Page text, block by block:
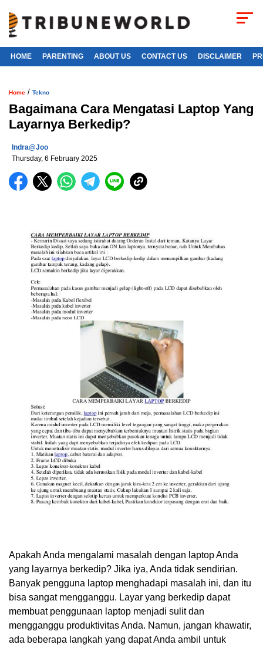
HOME PARENTING ABOUT US CONTACT US DISCLAIMER
Home / Tekno
Bagaimana Cara Mengatasi Laptop Yang
Layarnya Berkedip?
Indra@joo
Thursday, 6 February 2025
Apakah Anda mengalami masalah dengan laptop Anda
yang layarnya berkedip? Jika iya, Anda tidak sendirian.
Banyak pengguna laptop menghadapi masalah ini, dan itu
bisa sangat mengganggu. Layar yang berkedip dapat
membuat penggunaan laptop menjadi sulit dan
mengganggu produktivitas Anda. Namun, jangan khawatir,
ada beberapa langkah yang dapat Anda ambil untuk